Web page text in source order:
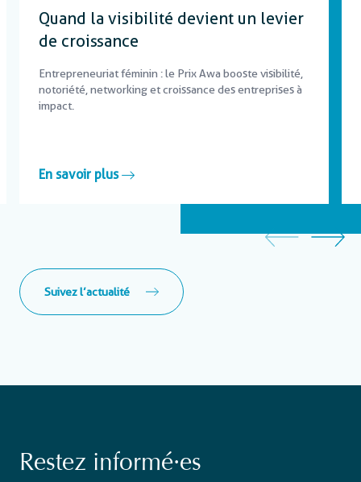
Quand la visibilité devient un levier
de croissance
Entrepreneuriat féminin : le Prix Awa booste visibilité,
notoriété, networking et croissance des entreprises à
impact.
En savoir plus
Suivez l’actualité
Restez informé·es